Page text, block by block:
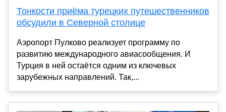
Тонкости приёма турецких путешественников
обсудили в Северной столице
Аэропорт Пулково реализует программу по
развитию международного авиасообщения. И
Турция в ней остаётся одним из ключевых
зарубежных направлений. Так,...